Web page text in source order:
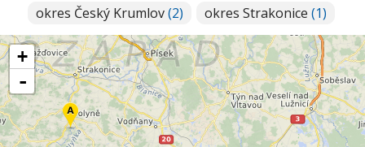
okres Český Krumlov(2) okres Strakonice (1)
+
-